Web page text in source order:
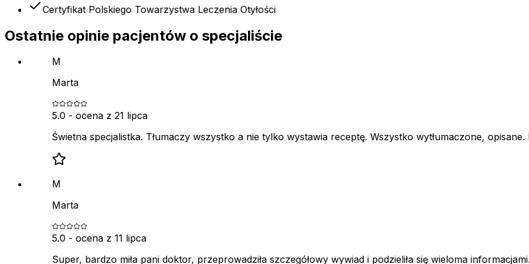
Certyfikat Polskiego Towarzystwa Leczenia Otyłości
Ostatnie opinie pacjentów o specjaliście
M
Marta
5.0 - ocena z 21 lipca
Świetna specjalistka. Tłumaczy wszystko a nie tylko wystawia receptę. Wszystko wytłumaczone,
M
Marta
5.0 - ocena z 11 lipca
Super, bardzo miła pani doktor, przeprowadziła szczegółowy wywiad i podzieliła się wieloma